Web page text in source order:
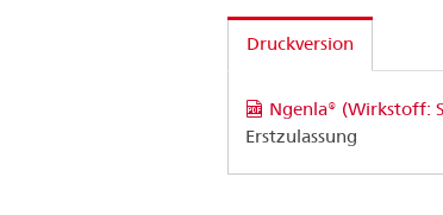
Druckversion
Ngenla® (Wirkstoff:
Erstzulassung